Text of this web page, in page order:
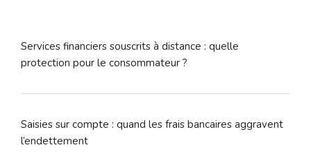
Services financiers souscrits à distance : quelle
protection pour le consommateur ?
Saisies sur compte : quand les frais bancaires aggravent
l’endettement